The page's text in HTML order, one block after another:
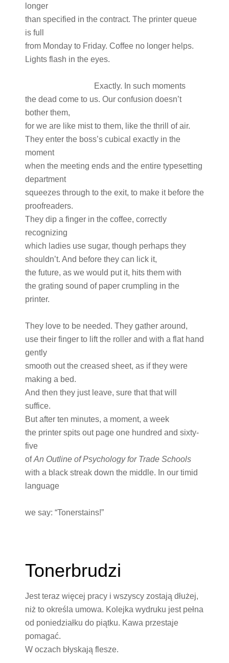
longer
than specified in the contract. The printer queue
is full
from Monday to Friday. Coffee no longer helps.
Lights flash in the eyes.
Exactly. In such moments
the dead come to us. Our confusion doesn’t
bother them,
for we are like mist to them, like the thrill of air.
They enter the boss’s cubical exactly in the
moment
when the meeting ends and the entire typesetting
department
squeezes through to the exit, to make it before the
proofreaders.
They dip a finger in the coffee, correctly
recognizing
which ladies use sugar, though perhaps they
shouldn’t. And before they can lick it,
the future, as we would put it, hits them with
the grating sound of paper crumpling in the
printer.
They love to be needed. They gather around,
use their finger to lift the roller and with a flat hand
gently
smooth out the creased sheet, as if they were
making a bed.
And then they just leave, sure that that will
suffice.
But after ten minutes, a moment, a week
the printer spits out page one hundred and sixty-
five
ofAn Outline of Psychology for Trade Schools
with a black streak down the middle. In our timid
language
we say: “Tonerstains!”
Tonerbrudzi
Jest teraz więcej pracy i wszyscy zostają dłużej,
niż to określa umowa. Kolejka wydruku jest pełna
od poniedziałku do piątku. Kawa przestaje
pomagać.
W oczach błyskają flesze.